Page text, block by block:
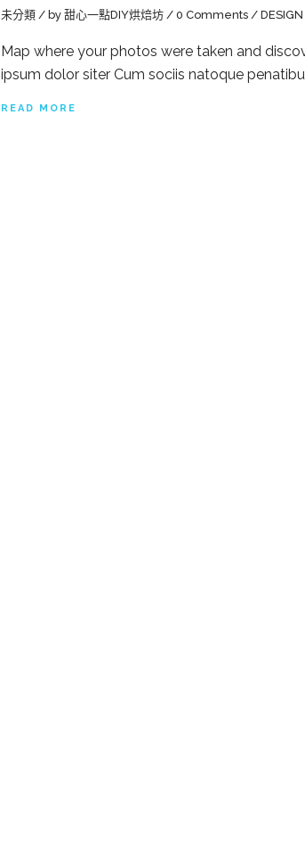
未分類 by 甜心一點DIY烘焙坊 0 Comments DESIGN
Map where your photos were taken and
ipsum dolor siter Cum sociis natoque
READ MORE